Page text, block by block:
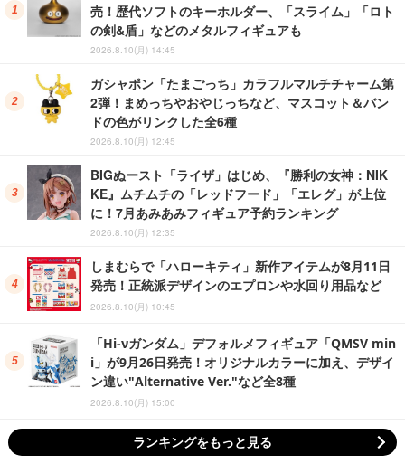
売！歴代ソフトのキーホルダー、「スライム」「ロト
の剣&盾」などのメタルフィギュアも
2026.8.10(月) 14:45
ガシャポン「たまごっち」カラフルマルチチャーム第
2弾！まめっちやおやじっちなど、マスコット＆バン
ドの色がリンクした全6種
2026.8.10(月) 12:45
BIGぬースト「ライザ」はじめ、『勝利の女神：NIK
KE』ムチムチの「レッドフード」「エレグ」が上位
に！7月あみあみフィギュア予約ランキング
2026.8.10(月) 12:35
しまむらで「ハローキティ」新作アイテムが8月11日
発売！正統派デザインのエプロンや水回り用品など
2026.8.10(月) 10:45
「Hi-νガンダム」デフォルメフィギュア「QMSV min
i」が9月26日発売！オリジナルカラーに加え、デザイ
ン違い"Alternative Ver."など全8種
2026.8.10(月) 15:00
ランキングをもっと見る